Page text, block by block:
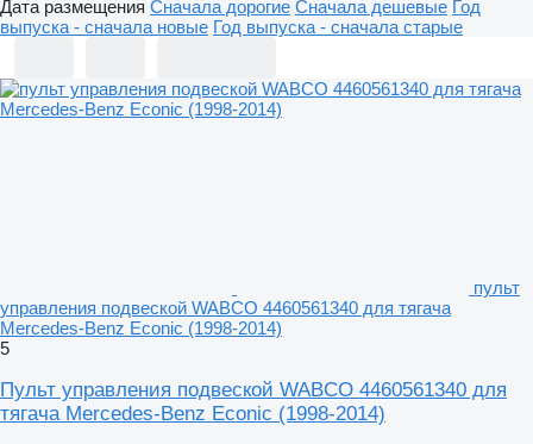
Дата размещения Сначала дорогие Сначала дешевые Год
выпуска - сначала новые Год выпуска - сначала старые
пульт
управления подвеской WABCO 4460561340 для тягача
Mercedes-Benz Econic (1998-2014)
5
Пульт управления подвеской WABCO 4460561340 для
тягача Mercedes-Benz Econic (1998-2014)